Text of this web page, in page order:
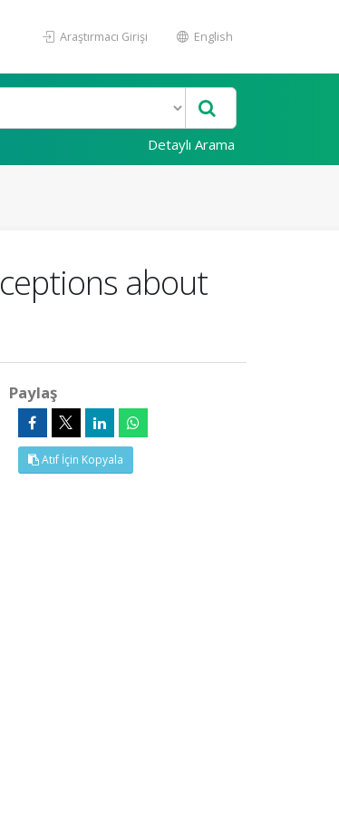
Araştırmacı Girişi English
Detaylı Arama
about
Paylaş
Atıf İçin Kopyala